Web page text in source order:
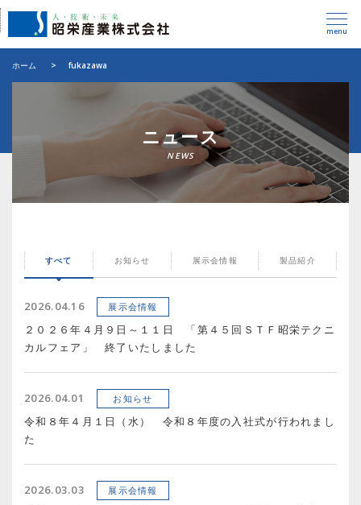
menu
ホーム > fukazawa
ニュース
すべて お知らせ 展示会情報 製品紹介
2026.04.16 展示会情報
２０２６年４月９日～１１日 「第４５回ＳＴＦ昭栄テクニ
カルフェア」 終了いたしました
2026.04.01 お知らせ
令和８年４月１日（水） 令和８年度の入社式が行われまし
た
2026.03.03 展示会情報